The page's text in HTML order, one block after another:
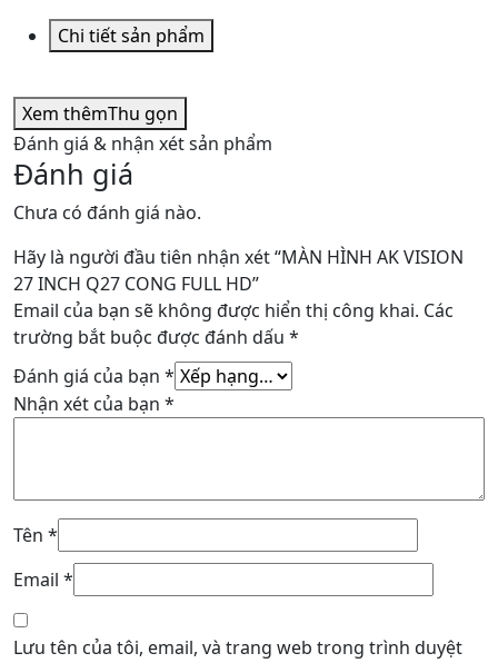
Chi tiết sản phẩm
Xem thêmThu gọn
Đánh giá & nhận xét sản phẩm
Đánh giá
Chưa có đánh giá nào.
Hãy là người đầu tiên nhận xét “MÀN HÌNH AK VISION
27 INCH Q27 CONG FULL HD”
Email của bạn sẽ không được hiển thị công khai. Các
trường bắt buộc được đánh dấu *
Đánh giá của bạn *
Nhận xét của bạn *
Tên *
Email *
Lưu tên của tôi, email, và trang web trong trình duyệt